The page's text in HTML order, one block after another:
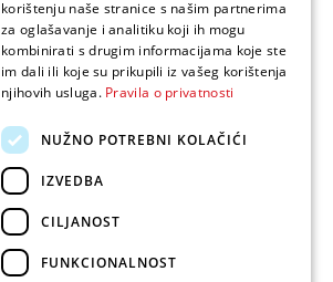
korištenju naše stranice s našim partnerima
za oglašavanje i analitiku koji ih mogu
kombinirati s drugim informacijama koje ste
im dali ili koje su prikupili iz vašeg korištenja
njihovih usluga. Pravila o privatnosti
NUŽNO POTREBNI KOLAČIĆI
IZVEDBA
CILJANOST
FUNKCIONALNOST